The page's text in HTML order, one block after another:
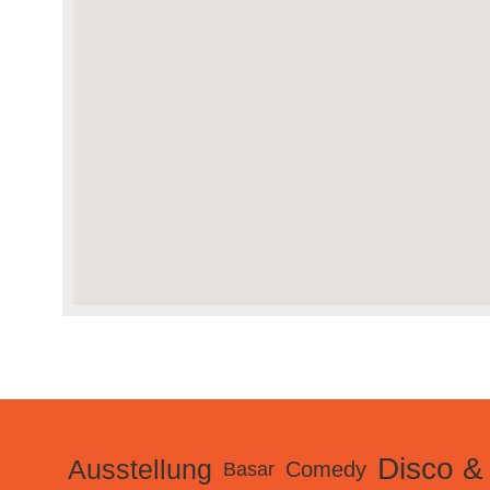
Ausstellung Basar Comedy Disco